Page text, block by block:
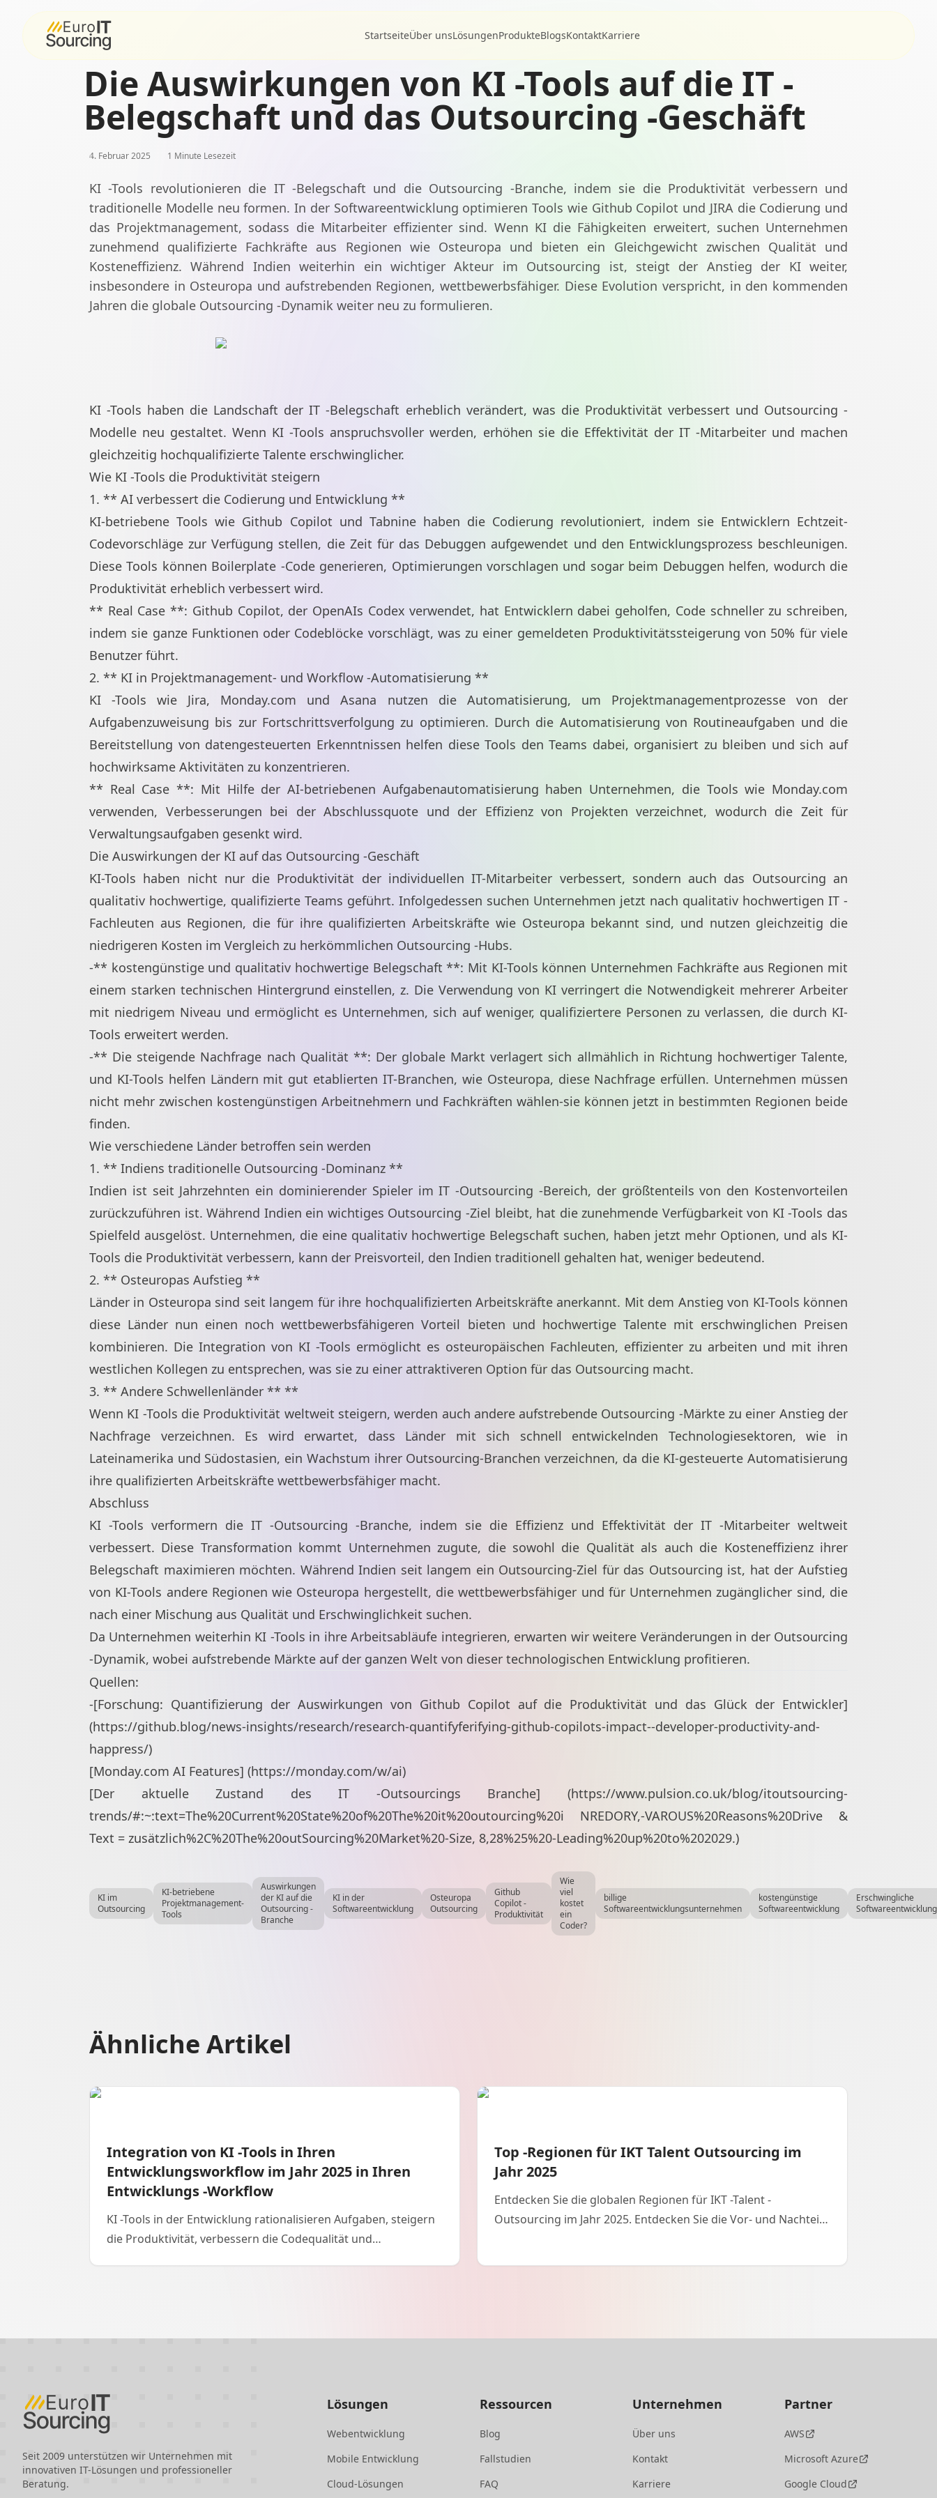
StartseiteÜber unsLösungenProdukteBlogsKontaktKarriere
Die Auswirkungen von KI -Tools auf die IT -
Belegschaft und das Outsourcing -Geschäft
4. Februar 2025 1 Minute Lesezeit
KI -Tools revolutionieren die IT -Belegschaft und die Outsourcing -Branche, indem sie die Produktivität verbessern und
traditionelle Modelle neu formen. In der Softwareentwicklung optimieren Tools wie Github Copilot und JIRA die Codierung und
das Projektmanagement, sodass die Mitarbeiter effizienter sind. Wenn KI die Fähigkeiten erweitert, suchen Unternehmen
zunehmend qualifizierte Fachkräfte aus Regionen wie Osteuropa und bieten ein Gleichgewicht zwischen Qualität und
Kosteneffizienz. Während Indien weiterhin ein wichtiger Akteur im Outsourcing ist, steigt der Anstieg der KI weiter,
insbesondere in Osteuropa und aufstrebenden Regionen, wettbewerbsfähiger. Diese Evolution verspricht, in den kommenden
Jahren die globale Outsourcing -Dynamik weiter neu zu formulieren.
KI -Tools haben die Landschaft der IT -Belegschaft erheblich verändert, was die Produktivität verbessert und Outsourcing -
Modelle neu gestaltet. Wenn KI -Tools anspruchsvoller werden, erhöhen sie die Effektivität der IT -Mitarbeiter und machen
gleichzeitig hochqualifizierte Talente erschwinglicher.
Wie KI -Tools die Produktivität steigern
1. ** AI verbessert die Codierung und Entwicklung **
KI-betriebene Tools wie Github Copilot und Tabnine haben die Codierung revolutioniert, indem sie Entwicklern Echtzeit-
Codevorschläge zur Verfügung stellen, die Zeit für das Debuggen aufgewendet und den Entwicklungsprozess beschleunigen.
Diese Tools können Boilerplate -Code generieren, Optimierungen vorschlagen und sogar beim Debuggen helfen, wodurch die
Produktivität erheblich verbessert wird.
** Real Case **: Github Copilot, der OpenAIs Codex verwendet, hat Entwicklern dabei geholfen, Code schneller zu schreiben,
indem sie ganze Funktionen oder Codeblöcke vorschlägt, was zu einer gemeldeten Produktivitätssteigerung von 50% für viele
Benutzer führt.
2. ** KI in Projektmanagement- und Workflow -Automatisierung **
KI -Tools wie Jira, Monday.com und Asana nutzen die Automatisierung, um Projektmanagementprozesse von der
Aufgabenzuweisung bis zur Fortschrittsverfolgung zu optimieren. Durch die Automatisierung von Routineaufgaben und die
Bereitstellung von datengesteuerten Erkenntnissen helfen diese Tools den Teams dabei, organisiert zu bleiben und sich auf
hochwirksame Aktivitäten zu konzentrieren.
** Real Case **: Mit Hilfe der AI-betriebenen Aufgabenautomatisierung haben Unternehmen, die Tools wie Monday.com
verwenden, Verbesserungen bei der Abschlussquote und der Effizienz von Projekten verzeichnet, wodurch die Zeit für
Verwaltungsaufgaben gesenkt wird.
Die Auswirkungen der KI auf das Outsourcing -Geschäft
KI-Tools haben nicht nur die Produktivität der individuellen IT-Mitarbeiter verbessert, sondern auch das Outsourcing an
qualitativ hochwertige, qualifizierte Teams geführt. Infolgedessen suchen Unternehmen jetzt nach qualitativ hochwertigen IT -
Fachleuten aus Regionen, die für ihre qualifizierten Arbeitskräfte wie Osteuropa bekannt sind, und nutzen gleichzeitig die
niedrigeren Kosten im Vergleich zu herkömmlichen Outsourcing -Hubs.
-** kostengünstige und qualitativ hochwertige Belegschaft **: Mit KI-Tools können Unternehmen Fachkräfte aus Regionen mit
einem starken technischen Hintergrund einstellen, z. Die Verwendung von KI verringert die Notwendigkeit mehrerer Arbeiter
mit niedrigem Niveau und ermöglicht es Unternehmen, sich auf weniger, qualifiziertere Personen zu verlassen, die durch KI-
Tools erweitert werden.
-** Die steigende Nachfrage nach Qualität **: Der globale Markt verlagert sich allmählich in Richtung hochwertiger Talente,
und KI-Tools helfen Ländern mit gut etablierten IT-Branchen, wie Osteuropa, diese Nachfrage erfüllen. Unternehmen müssen
nicht mehr zwischen kostengünstigen Arbeitnehmern und Fachkräften wählen-sie können jetzt in bestimmten Regionen beide
finden.
Wie verschiedene Länder betroffen sein werden
1. ** Indiens traditionelle Outsourcing -Dominanz **
Indien ist seit Jahrzehnten ein dominierender Spieler im IT -Outsourcing -Bereich, der größtenteils von den Kostenvorteilen
zurückzuführen ist. Während Indien ein wichtiges Outsourcing -Ziel bleibt, hat die zunehmende Verfügbarkeit von KI -Tools das
Spielfeld ausgelöst. Unternehmen, die eine qualitativ hochwertige Belegschaft suchen, haben jetzt mehr Optionen, und als KI-
Tools die Produktivität verbessern, kann der Preisvorteil, den Indien traditionell gehalten hat, weniger bedeutend.
2. ** Osteuropas Aufstieg **
Länder in Osteuropa sind seit langem für ihre hochqualifizierten Arbeitskräfte anerkannt. Mit dem Anstieg von KI-Tools können
diese Länder nun einen noch wettbewerbsfähigeren Vorteil bieten und hochwertige Talente mit erschwinglichen Preisen
kombinieren. Die Integration von KI -Tools ermöglicht es osteuropäischen Fachleuten, effizienter zu arbeiten und mit ihren
westlichen Kollegen zu entsprechen, was sie zu einer attraktiveren Option für das Outsourcing macht.
3. ** Andere Schwellenländer ** **
Wenn KI -Tools die Produktivität weltweit steigern, werden auch andere aufstrebende Outsourcing -Märkte zu einer Anstieg der
Nachfrage verzeichnen. Es wird erwartet, dass Länder mit sich schnell entwickelnden Technologiesektoren, wie in
Lateinamerika und Südostasien, ein Wachstum ihrer Outsourcing-Branchen verzeichnen, da die KI-gesteuerte Automatisierung
ihre qualifizierten Arbeitskräfte wettbewerbsfähiger macht.
Abschluss
KI -Tools verformern die IT -Outsourcing -Branche, indem sie die Effizienz und Effektivität der IT -Mitarbeiter weltweit
verbessert. Diese Transformation kommt Unternehmen zugute, die sowohl die Qualität als auch die Kosteneffizienz ihrer
Belegschaft maximieren möchten. Während Indien seit langem ein Outsourcing-Ziel für das Outsourcing ist, hat der Aufstieg
von KI-Tools andere Regionen wie Osteuropa hergestellt, die wettbewerbsfähiger und für Unternehmen zugänglicher sind, die
nach einer Mischung aus Qualität und Erschwinglichkeit suchen.
Da Unternehmen weiterhin KI -Tools in ihre Arbeitsabläufe integrieren, erwarten wir weitere Veränderungen in der Outsourcing
-Dynamik, wobei aufstrebende Märkte auf der ganzen Welt von dieser technologischen Entwicklung profitieren.
Quellen:
-[Forschung: Quantifizierung der Auswirkungen von Github Copilot auf die Produktivität und das Glück der Entwickler]
(https://github.blog/news-insights/research/research-quantifyferifying-github-copilots-impact--developer-productivity-and-
happress/)
[Monday.com AI Features] (https://monday.com/w/ai)
[Der aktuelle Zustand des IT -Outsourcings Branche] (https://www.pulsion.co.uk/blog/itoutsourcing-
trends/#:~:text=The%20Current%20State%20of%20The%20it%20outourcing%20i NREDORY,-VAROUS%20Reasons%20Drive &
Text = zusätzlich%2C%20The%20outSourcing%20Market%20-Size, 8,28%25%20-Leading%20up%20to%202029.)
KI im
Outsourcing
KI-betriebene
Projektmanagement-
Tools
Auswirkungen
der KI auf die
Outsourcing -
Branche
KI in der
Softwareentwicklung
Osteuropa
Outsourcing
Github
Copilot -
Produktivität
Wie
viel
kostet
ein
Coder?
billige
Softwareentwicklungsunternehmen
kostengünstige
Softwareentwicklung
Erschwingliche
Ähnliche Artikel
Integration von KI -Tools in Ihren
Entwicklungsworkflow im Jahr 2025 in Ihren
Entwicklungs -Workflow
KI -Tools in der Entwicklung rationalisieren Aufgaben, steigern
die Produktivität, verbessern die Codequalität und
Top -Regionen für IKT Talent Outsourcing im
Jahr 2025
Entdecken Sie die globalen Regionen für IKT -Talent -
Outsourcing im Jahr 2025. Entdecken Sie die Vor- und Nachteile
Seit 2009 unterstützen wir Unternehmen mit
innovativen IT-Lösungen und professioneller
Beratung.
Lösungen
Webentwicklung
Mobile Entwicklung
Cloud-Lösungen
Ressourcen
Blog
Fallstudien
FAQ
Unternehmen
Über uns
Kontakt
Karriere
Partner
AWS
Microsoft Azure
Google Cloud